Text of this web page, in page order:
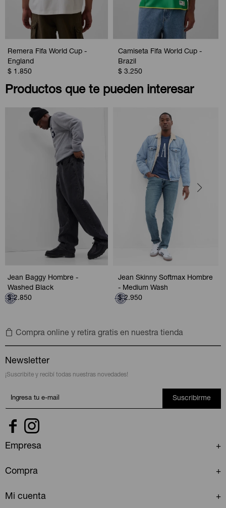
Remera Fifa World Cup -
England
$ 1.850
Camiseta Fifa World Cup -
Brazil
$ 3.250
Productos que te pueden interesar
Jean Baggy Hombre -
Washed Black
$ 2.850
Jean Skinny Softmax Hombre
- Medium Wash
$ 2.950
Compra online y retira gratis en nuestra tienda
Newsletter
¡Suscribite y recibí todas nuestras novedades!
Suscribirme
 
Empresa
Compra
Mi cuenta